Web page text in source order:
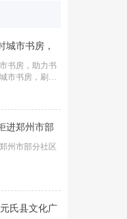
城市书房，
书房，助力书
市书房，刷读
进郑州市部
州市部分社区
氏县文化广